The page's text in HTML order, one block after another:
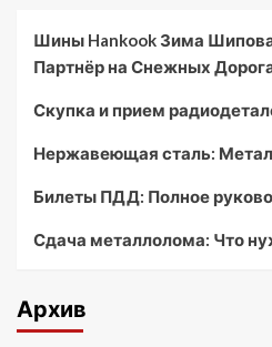
Шины Hankook Зима
Партнёр на Снежных
Скупка и прием
Нержавеющая сталь:
Билеты ПДД: Полное
Сдача металлолома: Что
Архив